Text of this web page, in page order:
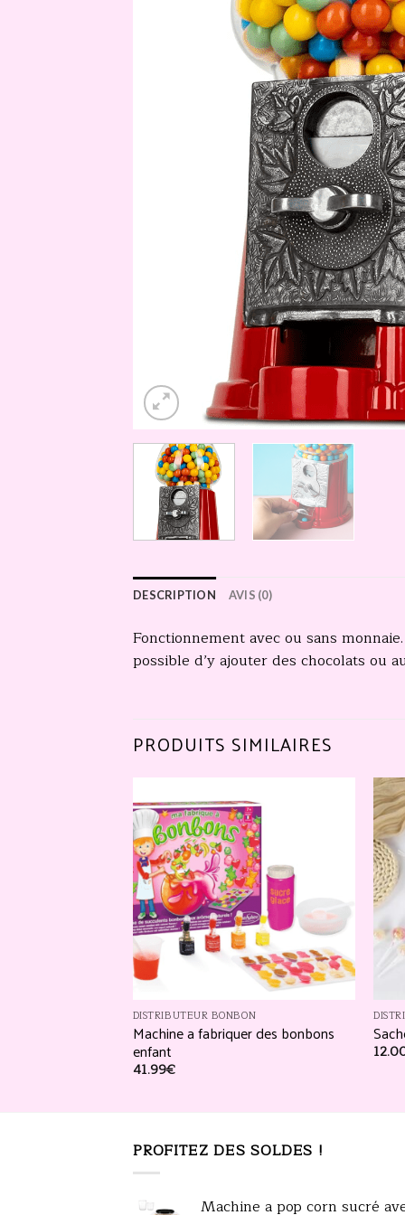
DESCRIPTION AVIS (0)
Fonctionnement avec ou sans
possible d’y ajouter des chocolats ou
PRODUITS SIMILAIRES
DISTRIBUTEUR BONBON
Machine a fabriquer des bonbons
enfant
41.99€
PROFITEZ DES SOLDES !
Machine a pop corn sucré